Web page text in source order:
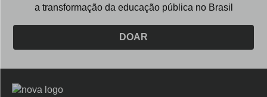
a transformação da educação pública no Brasil
DOAR
Logo